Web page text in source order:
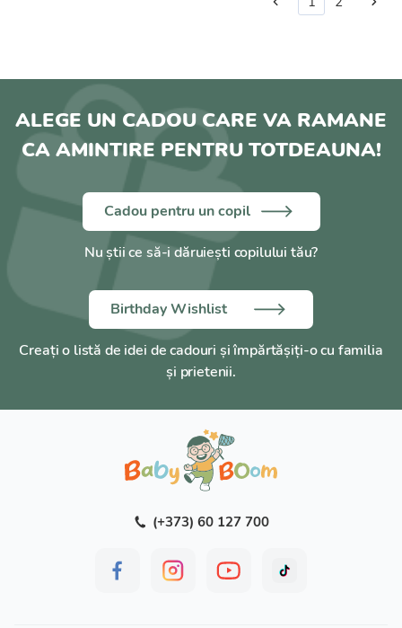
ALEGE UN CADOU CARE VA RAMANE
CA AMINTIRE PENTRU TOTDEAUNA!
Cadou pentru un copil
Nu știi ce să-i dăruiești copilului tău?
Birthday Wishlist
Creați o listă de idei de cadouri și împărtășiți-o cu familia
și prietenii.
(+373) 60 127 700